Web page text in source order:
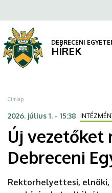
vezetőket
neveztek
a
Debreceni
Egyetemen
DEBRECENI
a
tartalomra
DEBRECENI
HÍREK
Morzsa
Címlap
2026. július 1. - 15:38
Új vezetőket
Debreceni
Rektorhelyettesi, elnöki,